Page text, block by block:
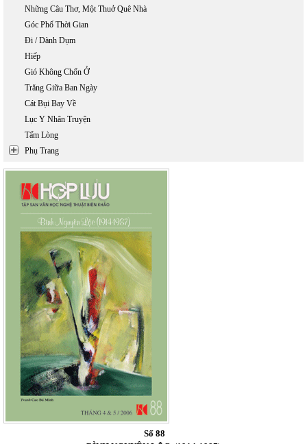
Những Câu Thơ, Một Thuở Quê Nhà
Góc Phố Thời Gian
Đi / Dành Dụm
Hiếp
Gió Không Chốn Ở
Trăng Giữa Ban Ngày
Cát Bụi Bay Về
Lục Y Nhân Truyện
Tấm Lòng
Phụ Trang
Số 88